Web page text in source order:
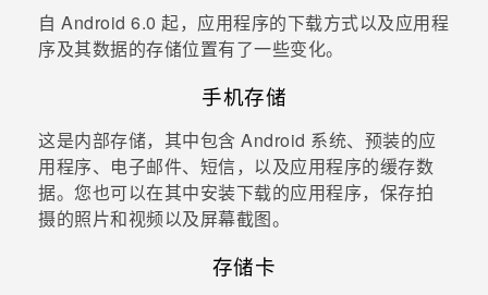
自 Android 6.0 起，应用程序的下载方式以及应用程
序及其数据的存储位置有了一些变化。
手机存储
这是内部存储，其中包含 Android 系统、预装的应
用程序、电子邮件、短信，以及应用程序的缓存数
据。您也可以在其中安装下载的应用程序，保存拍
摄的照片和视频以及屏幕截图。
存储卡